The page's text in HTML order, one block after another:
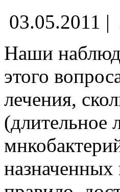
03.05.2011 |
Наши
этого
лечения,
(длительное
назначенных